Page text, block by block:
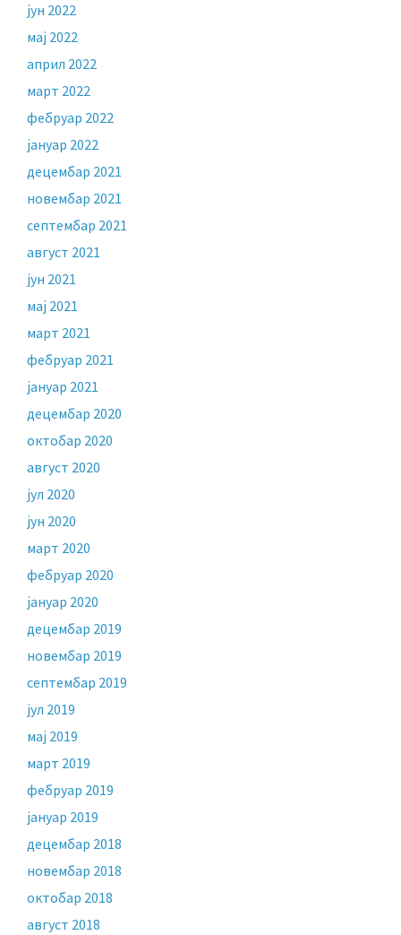
јун 2022
мај 2022
април 2022
март 2022
фебруар 2022
јануар 2022
децембар 2021
новембар 2021
септембар 2021
август 2021
јун 2021
мај 2021
март 2021
фебруар 2021
јануар 2021
децембар 2020
октобар 2020
август 2020
јул 2020
јун 2020
март 2020
фебруар 2020
јануар 2020
децембар 2019
новембар 2019
септембар 2019
јул 2019
мај 2019
март 2019
фебруар 2019
јануар 2019
децембар 2018
новембар 2018
октобар 2018
август 2018